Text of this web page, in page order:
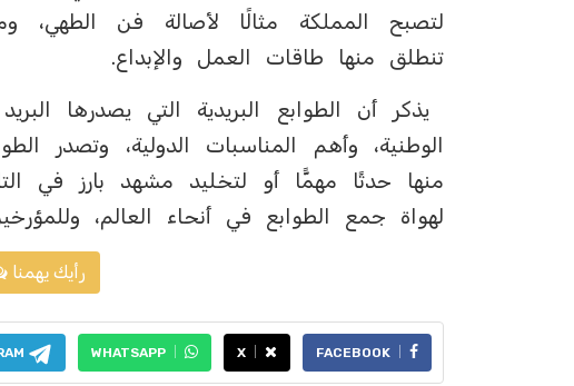
لتصبح المملكة مثالًا لأصالة فن الطهي،
تنطلق منها طاقات العمل والإبداع.
يذكر أن الطوابع البريدية التي يصدرها
الوطنية، وأهم المناسبات الدولية، وتصدر
منها حدثًا مهمًّا أو لتخليد مشهد بارز في
لهواة جمع الطوابع في أنحاء العالم،
رأيك يهمنا
FACEBOOK
X
WHATSAPP